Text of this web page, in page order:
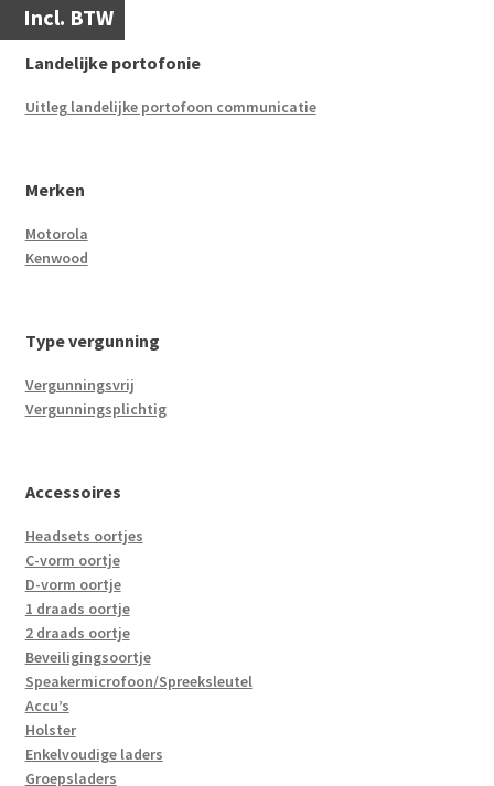
Incl. BTW
Landelijke portofonie
Uitleg landelijke portofoon communicatie
Merken
Motorola
Kenwood
Type vergunning
Vergunningsvrij
Vergunningsplichtig
Accessoires
Headsets oortjes
C-vorm oortje
D-vorm oortje
1 draads oortje
2 draads oortje
Beveiligingsoortje
Speakermicrofoon/Spreeksleutel
Accu’s
Holster
Enkelvoudige laders
Groepsladers